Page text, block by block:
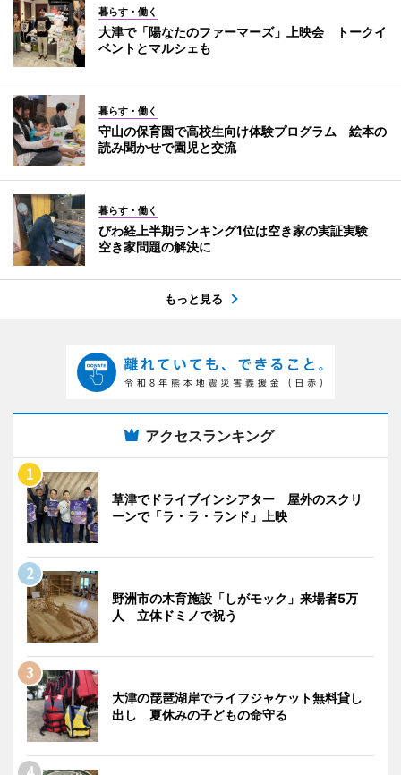
暮らす・働く
大津で「陽なたのファーマーズ」上映会 トークイ
ベントとマルシェも
暮らす・働く
守山の保育園で高校生向け体験プログラム 絵本の
読み聞かせで園児と交流
暮らす・働く
びわ経上半期ランキング1位は空き家の実証実験
空き家問題の解決に
もっと見る
アクセスランキング
草津でドライブインシアター 屋外のスクリ
ーンで「ラ・ラ・ランド」上映
野洲市の木育施設「しがモック」来場者5万
人 立体ドミノで祝う
大津の琵琶湖岸でライフジャケット無料貸し
出し 夏休みの子どもの命守る